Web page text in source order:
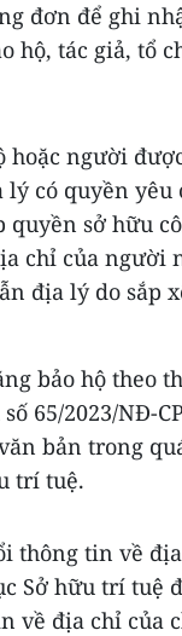
đơn để ghi
hộ, tác giả, tổ
người
có quyền yêu
sở hữu
chỉ của người
địa lý do sắp
bảo hộ theo
65/2023/NĐ-
bản trong
trí tuệ.
thông tin về
Sở hữu trí tuệ
về địa chỉ của